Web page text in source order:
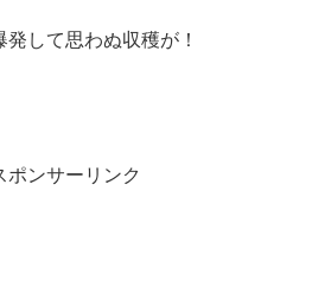
して思わぬ収穫が！
ポンサーリンク